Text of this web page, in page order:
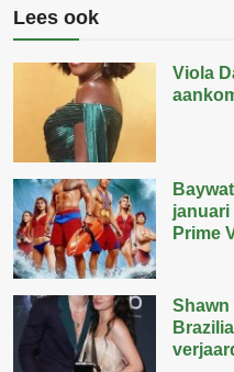
Lees ook
Viola
januari
Prime
Shawn